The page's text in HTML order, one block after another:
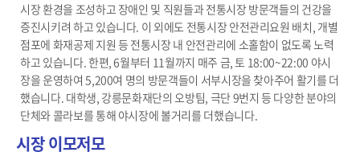
시장 환경을 조성하고 장애인 및 직원들과 전통시장 방문객들의 건강을
증진시키려 하고 있습니다. 이 외에도 전통시장 안전관리요원 배치, 개별
점포에 화재공제 지원 등 전통시장 내 안전관리에 소홀함이 없도록 노력
하고 있습니다. 한편, 6월부터 11월까지 매주 금, 토 18:00~22:00 야시
장을 운영하여 5,200여 명의 방문객들이 서부시장을 찾아주어 활기를 더
했습니다. 대학생, 강릉문화재단의 오방팀, 극단 9번지 등 다양한 분야의
단체와 콜라보를 통해 야시장에 볼거리를 더했습니다.
시장 이모저모